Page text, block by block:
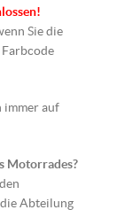
Sie die
Farbcode
immer auf
Motorrades?
Abteilung